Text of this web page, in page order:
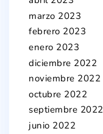
marzo 2023
febrero 2023
enero 2023
diciembre 2022
noviembre 2022
octubre 2022
septiembre 2022
junio 2022